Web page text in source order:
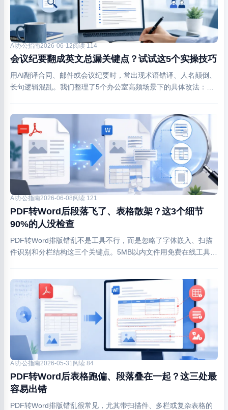
AI办公指南2026-06-12阅读 114
会议纪要翻成英文总漏关键点？试试这5个实操技巧
用AI翻译合同、邮件或会议纪要时，常出现术语错译、人名颠倒、
长句逻辑混乱。我们整理了5个办公室高频场景下的具体改法：比
AI办公指南2026-06-08阅读 121
PDF转Word后段落飞了、表格散架？这3个细节
90%的人没检查
PDF转Word排版错乱不是工具不行，而是忽略了字体嵌入、扫描
件识别和分栏结构这三个关键点。5MB以内文件用免费在线工具
AI办公指南2026-05-31阅读 84
PDF转Word后表格跑偏、段落叠在一起？这三处最
容易出错
PDF转Word排版错乱很常见，尤其带扫描件、多栏或复杂表格的